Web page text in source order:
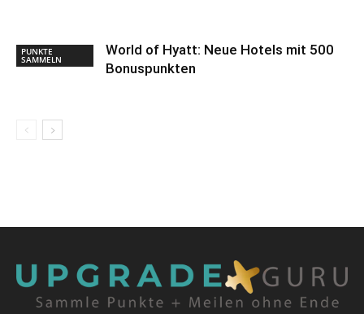
PUNKTE
SAMMELN
World of Hyatt: Neue Hotels mit 500
Bonuspunkten